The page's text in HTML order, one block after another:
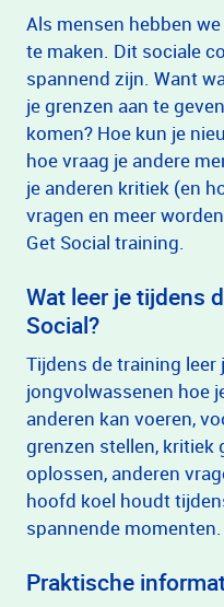
Als mensen hebben
te maken. Dit sociale
spannend zijn. Want
je grenzen aan te
komen? Hoe kun je
hoe vraag je andere
je anderen kritiek (en
vragen en meer
Get Social training.
Wat leer je tijdens
Social?
Tijdens de training leer
jongvolwassenen hoe
anderen kan voeren,
grenzen stellen, kritiek
oplossen, anderen
hoofd koel houdt
spannende momenten.
Praktische